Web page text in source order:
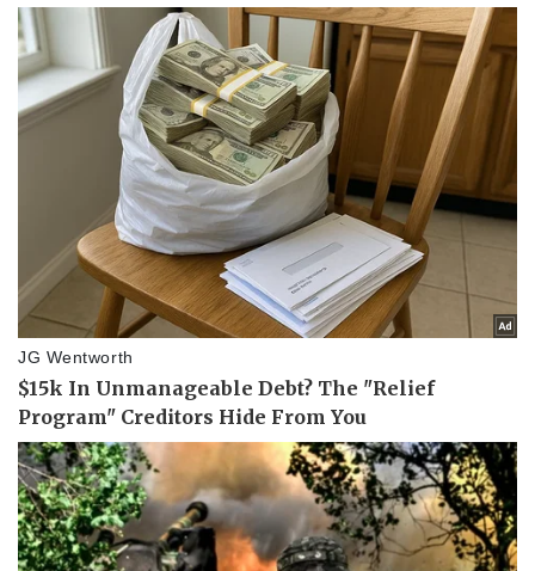
Doanh nghiệp
Thông tin doanh nghiệp
Doanh nghiệp 24h
Doanh nhân
Vì cộng đồng
Công nghệ
Sành điệu
Tin Công nghệ
Trải nghiệm